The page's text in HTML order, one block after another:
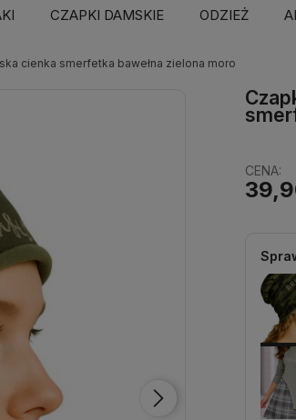
CZAPKI DAMSKIE ODZIEŻ
cienka smerfetka bawełna zielona moro
CENA: